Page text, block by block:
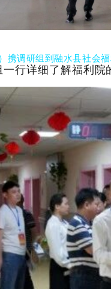
携调研组到融水县社会
行详细了解福利